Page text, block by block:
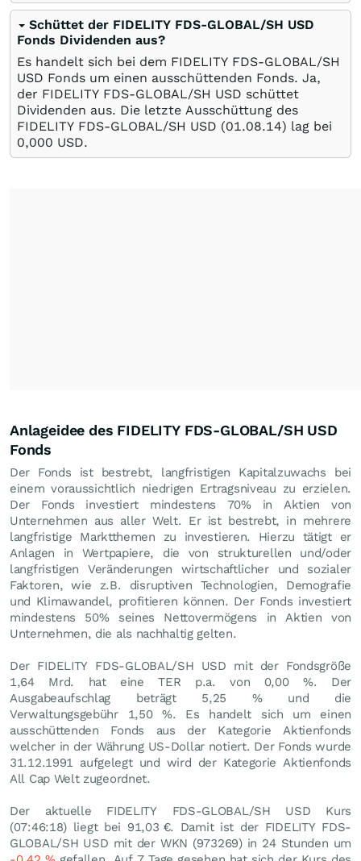
Schüttet der FIDELITY FDS-GLOBAL/SH USD
Fonds Dividenden aus?
Es handelt sich bei dem FIDELITY FDS-GLOBAL/SH
USD Fonds um einen ausschüttenden Fonds. Ja,
der FIDELITY FDS-GLOBAL/SH USD schüttet
Dividenden aus. Die letzte Ausschüttung des
FIDELITY FDS-GLOBAL/SH USD (01.08.14) lag bei
0,000 USD.
Anlageidee des FIDELITY FDS-GLOBAL/SH USD
Fonds
Der Fonds ist bestrebt, langfristigen Kapitalzuwachs bei
einem voraussichtlich niedrigen Ertragsniveau zu erzielen.
Der Fonds investiert mindestens 70% in Aktien von
Unternehmen aus aller Welt. Er ist bestrebt, in mehrere
langfristige Marktthemen zu investieren. Hierzu tätigt er
Anlagen in Wertpapiere, die von strukturellen und/oder
langfristigen Veränderungen wirtschaftlicher und sozialer
Faktoren, wie z.B. disruptiven Technologien, Demografie
und Klimawandel, profitieren können. Der Fonds investiert
mindestens 50% seines Nettovermögens in Aktien von
Unternehmen, die als nachhaltig gelten.
Der FIDELITY FDS-GLOBAL/SH USD mit der Fondsgröße
1,64 Mrd. hat eine TER p.a. von 0,00 %. Der
Ausgabeaufschlag beträgt 5,25 % und die
Verwaltungsgebühr 1,50 %. Es handelt sich um einen
ausschüttenden Fonds aus der Kategorie Aktienfonds
welcher in der Währung US-Dollar notiert. Der Fonds wurde
31.12.1991 aufgelegt und wird der Kategorie Aktienfonds
All Cap Welt zugeordnet.
Der aktuelle FIDELITY FDS-GLOBAL/SH USD Kurs
(07:46:18) liegt bei 91,03 €. Damit ist der FIDELITY FDS-
GLOBAL/SH USD mit der WKN (973269) in 24 Stunden um